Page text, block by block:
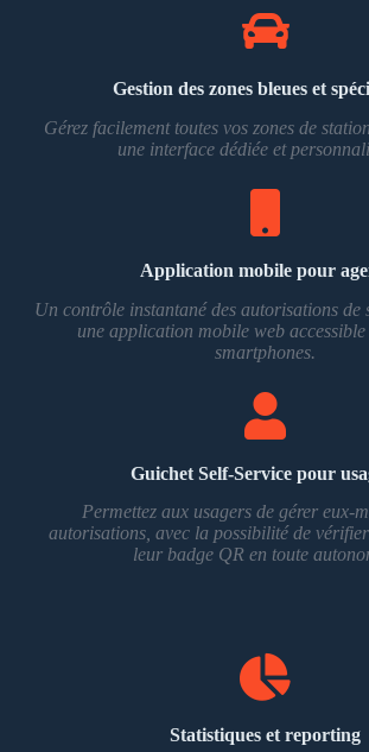
Gestion des zones bleues et
Gérez facilement toutes vos zones de
une interface dédiée et
Application mobile pour
Un contrôle instantané des autorisations de
une application mobile web accessible
smartphones.
Guichet Self-Service pour
Permettez aux usagers de gérer eux-
autorisations, avec la possibilité de
leur badge QR en toute
Statistiques et reporting